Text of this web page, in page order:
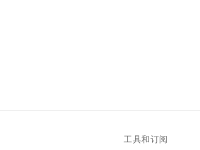
工具和订阅